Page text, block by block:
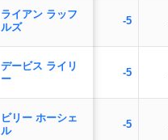
ライアン ラッフ
ルズ
デービス ライリ
ー
ビリー ホーシェ
ル
-5
-5
-5